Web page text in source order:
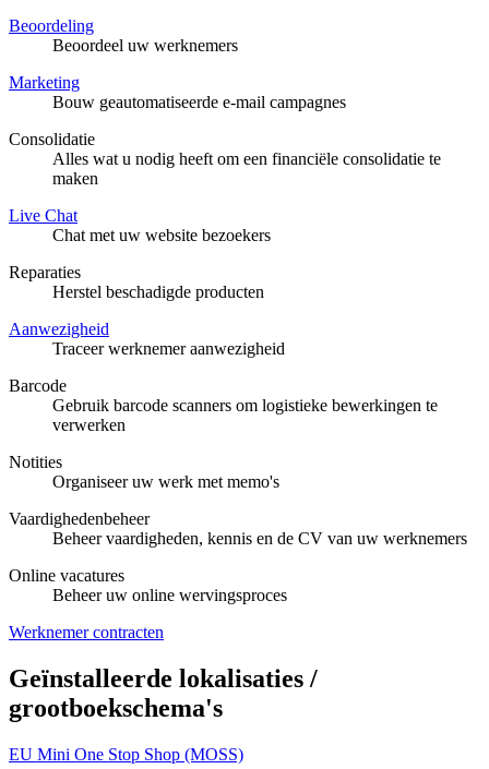
Beoordeling
Beoordeel uw werknemers
Marketing
Bouw geautomatiseerde e-mail campagnes
Consolidatie
Alles wat u nodig heeft om een financiële consolidatie te
maken
Live Chat
Chat met uw website bezoekers
Reparaties
Herstel beschadigde producten
Aanwezigheid
Traceer werknemer aanwezigheid
Barcode
Gebruik barcode scanners om logistieke bewerkingen te
verwerken
Notities
Organiseer uw werk met memo's
Vaardighedenbeheer
Beheer vaardigheden, kennis en de CV van uw werknemers
Online vacatures
Beheer uw online wervingsproces
Werknemer contracten
Geïnstalleerde lokalisaties /
grootboekschema's
EU Mini One Stop Shop (MOSS)